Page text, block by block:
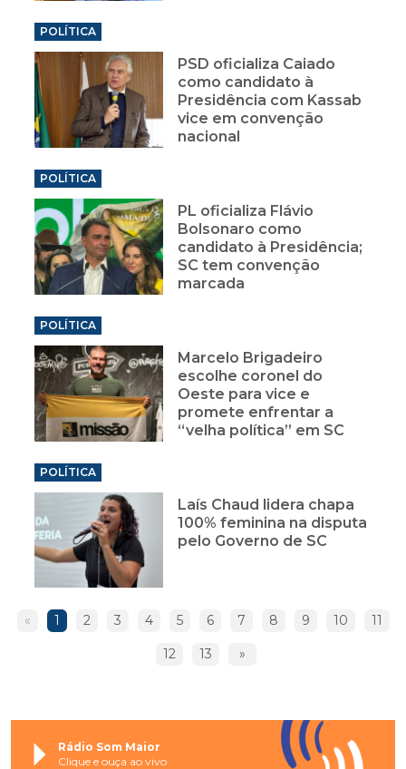
POLÍTICA
PSD oficializa Caiado
como candidato à
Presidência com Kassab
vice em convenção
nacional
POLÍTICA
PL oficializa Flávio
Bolsonaro como
candidato à Presidência;
SC tem convenção
marcada
POLÍTICA
Marcelo Brigadeiro
escolhe coronel do
Oeste para vice e
promete enfrentar a
“velha política” em SC
POLÍTICA
Laís Chaud lidera chapa
100% feminina na disputa
pelo Governo de SC
« 1 2 3 4 5 6 7 8 9 10 11
12 13 »
Rádio Som Maior
Clique e ouça ao vivo